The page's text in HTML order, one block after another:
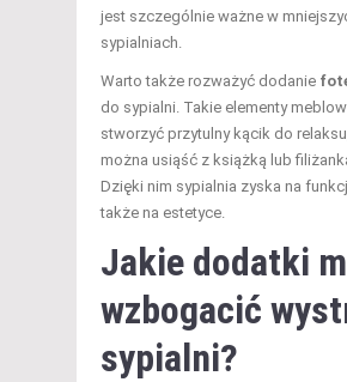
jest szczególnie ważne w
sypialniach.
Warto także rozważyć dodanie
do sypialni. Takie elementy
stworzyć przytulny kącik do
można usiąść z książką lub
Dzięki nim sypialnia zyska na
także na estetyce.
Jakie dodatki
wzbogacić
sypialni?